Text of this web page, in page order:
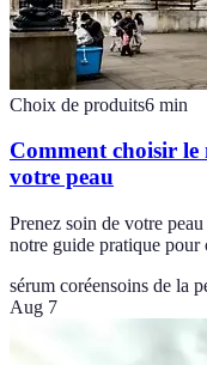
Choix de produits6 min
Comment choisir
votre peau
Prenez soin de votre
notre guide pratique
sérum coréensoins de la
Aug 7